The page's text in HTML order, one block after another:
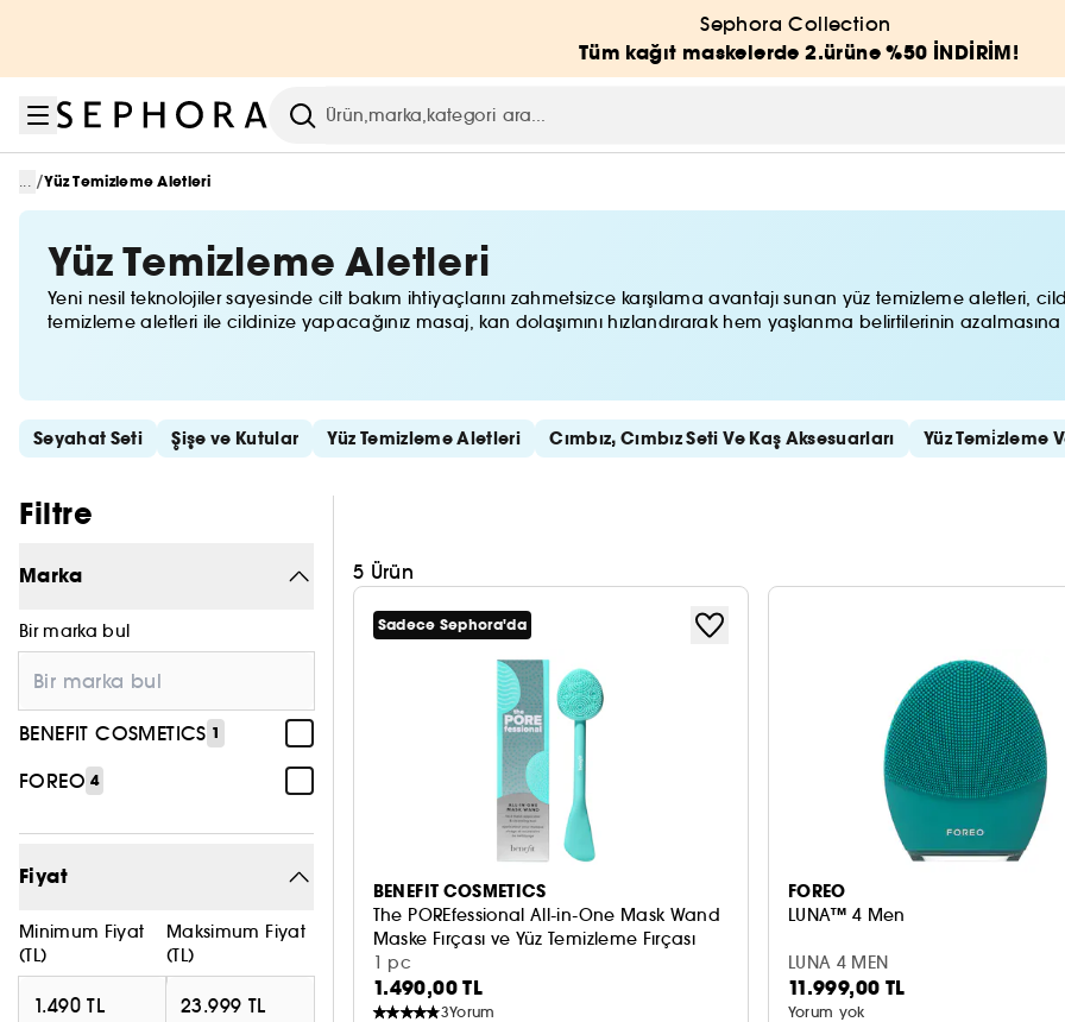
Sephora Collection
Tüm kağıt maskelerde 2.ürüne %50 İNDİRİM!
Arama
... /Yüz Temizleme Aletleri
Yüz Temizleme Aletleri
Yeni nesil teknolojiler sayesinde cilt bakım ihtiyaçlarını zahmetsizce karşılama avantajı sunan yüz temizleme aletleri,
temizleme aletleri ile cildinize yapacağınız masaj, kan dolaşımını hızlandırarak hem yaşlanma belirtilerinin azalmasına
Hızlı bağlantıları atla
Seyahat Seti Şişe ve Kutular Yüz Temizleme Aletleri Cımbız, Cımbız Seti Ve Kaş Aksesuarları Yüz Temi̇zleme
Filtre
Marka
Bir marka bul
BENEFIT COSMETICS 1
FOREO 4
Fiyat
Minimum Fiyat
(TL)
Maksimum Fiyat
(TL)
5 Ürün
Sadece Sephora'da
BENEFIT COSMETICS
The POREfessional All-in-One Mask Wand
Maske Fırçası ve Yüz Temizleme Fırçası
1 pc
1.490,00 TL
3Yorum
FOREO
LUNA™ 4 Men
LUNA 4 MEN
11.999,00 TL
Yorum yok